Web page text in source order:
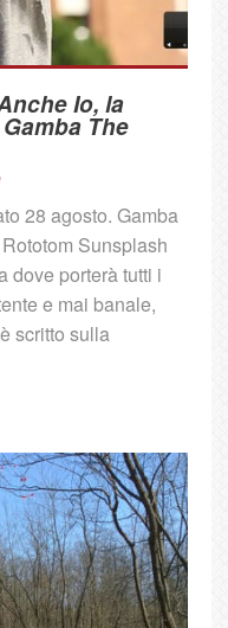
Io, la
The
28 agosto. Gamba
Sunsplash
dove porterà tutti i
e mai banale,
scritto sulla